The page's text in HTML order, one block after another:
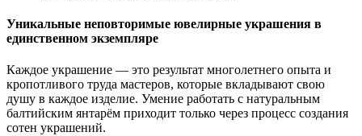
Уникальные неповторимые ювелирные украшения в
единственном экземпляре
Каждое украшение — это результат многолетнего опыта и
кропотливого труда мастеров, которые вкладывают свою
душу в каждое изделие. Умение работать с натуральным
балтийским янтарём приходит только через процесс создания
сотен украшений.